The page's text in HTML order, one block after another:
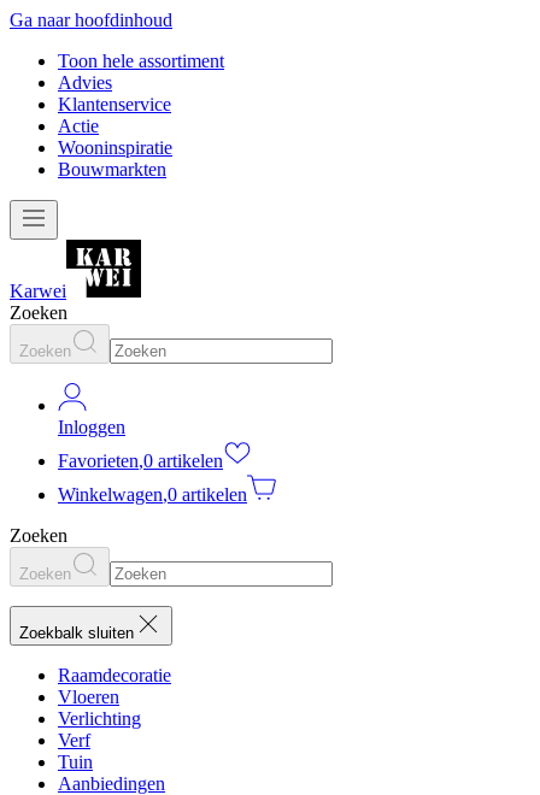
Ga naar hoofdinhoud
Toon hele assortiment
Advies
Klantenservice
Actie
Wooninspiratie
Bouwmarkten
Karwei
Zoeken
Zoeken
Inloggen
Favorieten,0 artikelen
Winkelwagen,0 artikelen
Zoeken
Zoeken
Zoekbalk sluiten
Raamdecoratie
Vloeren
Verlichting
Verf
Tuin
Aanbiedingen